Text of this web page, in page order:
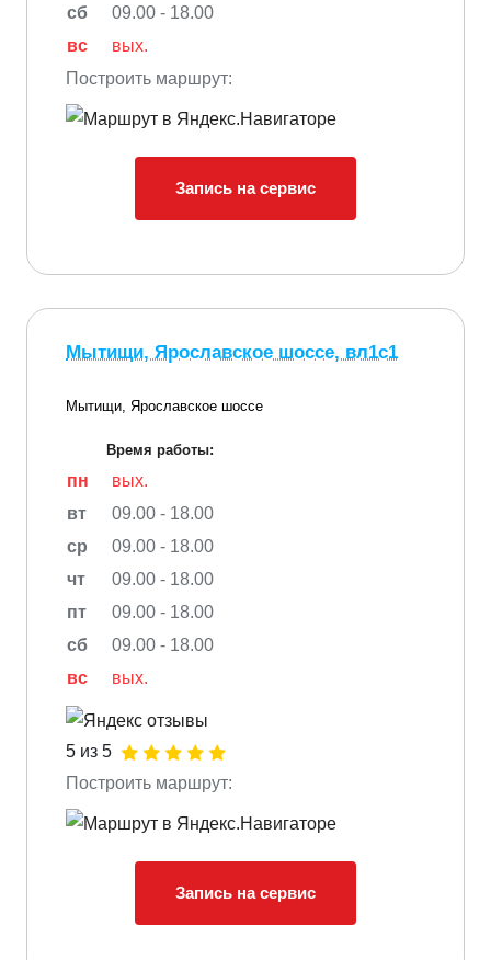
сб
09.00 - 18.00
вс
вых.
Построить маршрут:
Запись на сервис
Мытищи, Ярославское шоссе, вл1с1
Мытищи, Ярославское шоссе
Время работы:
пн
вых.
вт
09.00 - 18.00
ср
09.00 - 18.00
чт
09.00 - 18.00
пт
09.00 - 18.00
сб
09.00 - 18.00
вс
вых.
5 из 5
Построить маршрут:
Запись на сервис